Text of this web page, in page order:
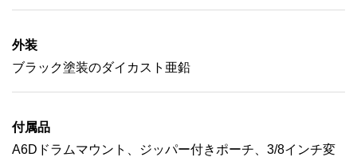
外装
ブラック塗装のダイカスト亜鉛
付属品
A6Dドラムマウント、ジッパー付きポーチ、3/8インチ変